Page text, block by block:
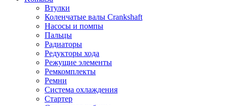
Втулки
Коленчатые валы Crankshaft
Насосы и помпы
Пальцы
Радиаторы
Редукторы хода
Режущие элементы
Ремкомплекты
Ремни
Система охлаждения
Стартер